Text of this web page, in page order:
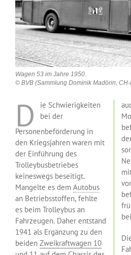
Wagen 53 im Jahre 1950.
© BVB (Sammlung Dominik Madörin,
D
ie Schwierigkeiten
bei der
Personenbeförderung in
den Kriegsjahren waren mit
der Einführung des
Trolleybusbetriebes
keineswegs beseitigt.
Mangelte es dem Autobus
an Betriebsstoffen, fehlte
es beim Trolleybus an
Fahrzeugen. Daher entstand
1941 als Ergänzung zu den
beiden Zweikraftwagen 10